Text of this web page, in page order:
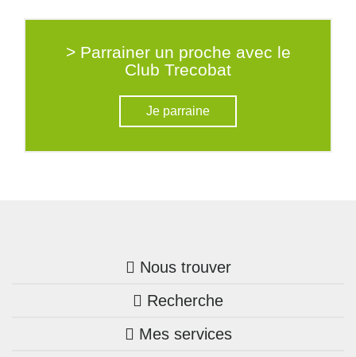
> Parrainer un proche avec le
Club Trecobat
Je parraine
Nous trouver
Trouver une agence
Bretagne
Recherche
Nos annonces
Mes services